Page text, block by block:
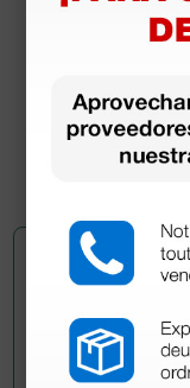
Beta
1.674,50 €
(Precio sin IVA)